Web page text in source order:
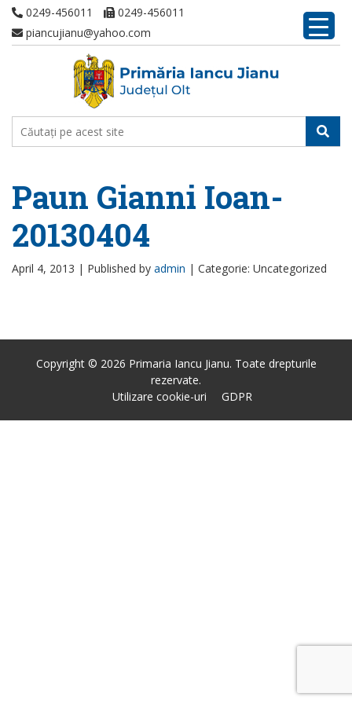
0249-456011
0249-456011
piancujianu@yahoo.com
Paun Gianni Ioan-
20130404
April 4, 2013 | Published by admin | Categorie: Uncategorized
Copyright © 2026 Primaria Iancu Jianu. Toate drepturile
rezervate.
Utilizare cookie-uri
GDPR